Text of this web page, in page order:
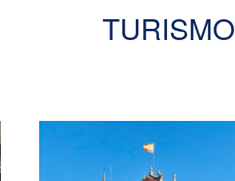
TURISMO